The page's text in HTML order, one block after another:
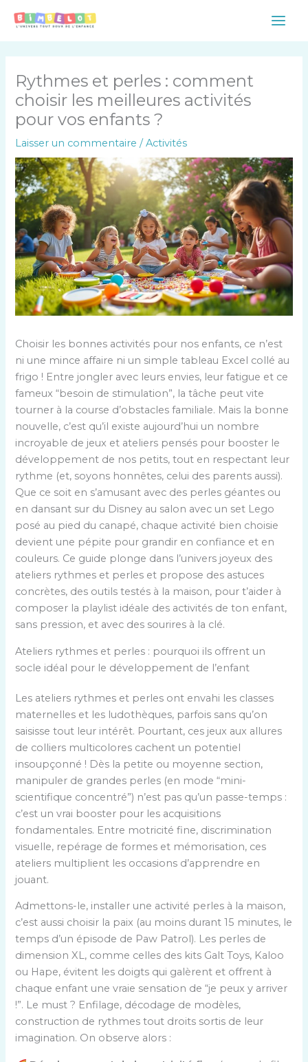
Main
Rythmes et perles : comment
choisir les meilleures activités
pour vos enfants ?
Laisser un commentaire /Activités
Choisir les bonnes activités pour nos enfants, ce n’est
ni une mince affaire ni un simple tableau Excel collé au
frigo ! Entre jongler avec leurs envies, leur fatigue et ce
fameux “besoin de stimulation”, la tâche peut vite
tourner à la course d’obstacles familiale. Mais la bonne
nouvelle, c’est qu’il existe aujourd’hui un nombre
incroyable de jeux et ateliers pensés pour booster le
développement de nos petits, tout en respectant leur
rythme (et, soyons honnêtes, celui des parents aussi).
Que ce soit en s’amusant avec des perles géantes ou
en dansant sur du Disney au salon avec un set Lego
posé au pied du canapé, chaque activité bien choisie
devient une pépite pour grandir en confiance et en
couleurs. Ce guide plonge dans l’univers joyeux des
ateliers rythmes et perles et propose des astuces
concrètes, des outils testés à la maison, pour t’aider à
composer la playlist idéale des activités de ton enfant,
sans pression, et avec des sourires à la clé.
Ateliers rythmes et perles : pourquoi ils offrent un
socle idéal pour le développement de l’enfant
Les ateliers rythmes et perles ont envahi les classes
maternelles et les ludothèques, parfois sans qu’on
saisisse tout leur intérêt. Pourtant, ces jeux aux allures
de colliers multicolores cachent un potentiel
insoupçonné ! Dès la petite ou moyenne section,
manipuler de grandes perles (en mode “mini-
scientifique concentré”) n’est pas qu’un passe-temps :
c’est un vrai booster pour les acquisitions
fondamentales. Entre motricité fine, discrimination
visuelle, repérage de formes et mémorisation, ces
ateliers multiplient les occasions d’apprendre en
jouant.
Admettons-le, installer une activité perles à la maison,
c’est aussi choisir la paix (au moins durant 15 minutes, le
temps d’un épisode de Paw Patrol). Les perles de
dimension XL, comme celles des kits Galt Toys, Kaloo
ou Hape, évitent les doigts qui galèrent et offrent à
chaque enfant une vraie sensation de “je peux y arriver
!”. Le must ? Enfilage, décodage de modèles,
construction de rythmes tout droits sortis de leur
imagination. On observe alors :